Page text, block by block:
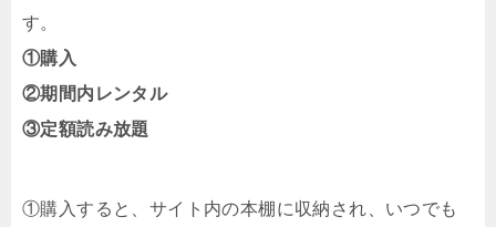
す。
①購入
②期間内レンタル
③定額読み放題
①購入すると、サイト内の本棚に収納され、いつでも